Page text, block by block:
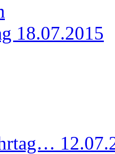
18.07.2015